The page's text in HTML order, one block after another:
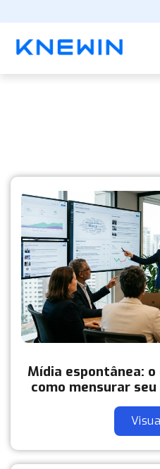
Mídia espontânea:
como mensurar